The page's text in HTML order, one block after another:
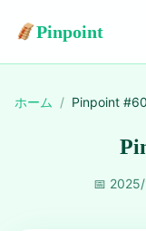
Pinpoint
ホーム / Pinpoint #
📅